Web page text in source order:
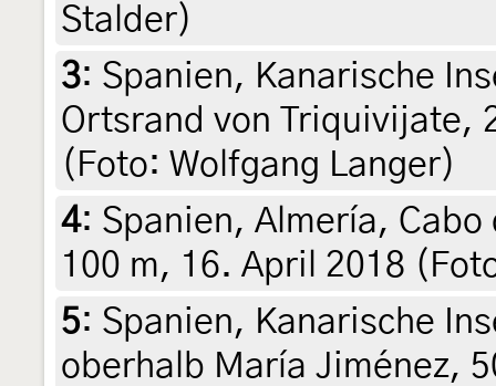
Stalder)
3: Spanien, Kanarische
Ortsrand von Triquivijate,
(Foto: Wolfgang Langer)
4: Spanien, Almería,
100 m, 16. April 2018
5: Spanien, Kanarische
oberhalb María Jiménez,